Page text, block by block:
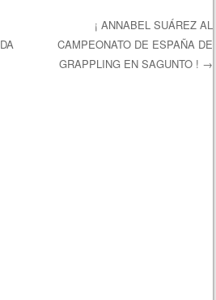
entradas
¡ ANNABEL SUÁREZ AL
CAMPEONATO DE ESPAÑA DE
GRAPPLING EN SAGUNTO ! →